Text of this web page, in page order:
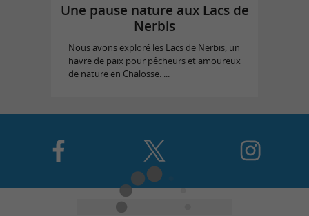
Une pause nature aux Lacs de
Nerbis
Nous avons exploré les Lacs de Nerbis, un
havre de paix pour pêcheurs et amoureux
de nature en Chalosse. ...